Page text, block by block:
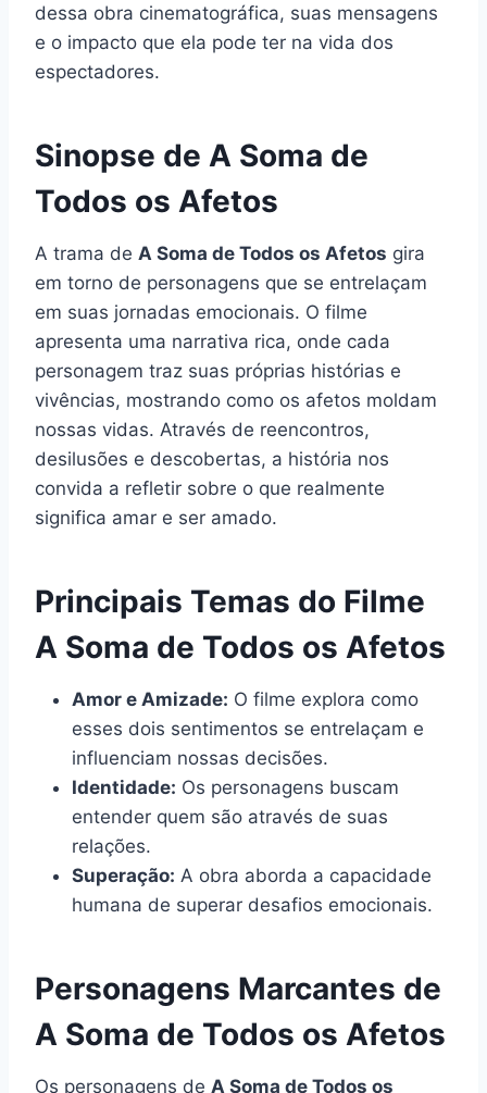
dessa obra cinematográfica, suas mensagens
e o impacto que ela pode ter na vida dos
espectadores.
Sinopse de A Soma de
Todos os Afetos
A trama de A Soma de Todos os Afetos gira
em torno de personagens que se entrelaçam
em suas jornadas emocionais. O filme
apresenta uma narrativa rica, onde cada
personagem traz suas próprias histórias e
vivências, mostrando como os afetos moldam
nossas vidas. Através de reencontros,
desilusões e descobertas, a história nos
convida a refletir sobre o que realmente
significa amar e ser amado.
Principais Temas do Filme
A Soma de Todos os Afetos
Amor e Amizade: O filme explora como
esses dois sentimentos se entrelaçam e
influenciam nossas decisões.
Identidade: Os personagens buscam
entender quem são através de suas
relações.
Superação: A obra aborda a capacidade
humana de superar desafios emocionais.
Personagens Marcantes de
A Soma de Todos os Afetos
Os personagens de A Soma de Todos os